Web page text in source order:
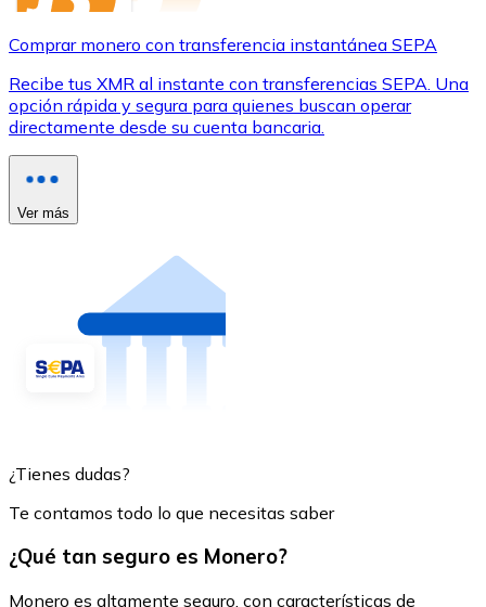
Comprar monero con transferencia instantánea SEPA
Recibe tus XMR al instante con transferencias SEPA. Una
opción rápida y segura para quienes buscan operar
directamente desde su cuenta bancaria.
Ver más
¿Tienes dudas?
Te contamos todo lo que necesitas saber
¿Qué tan seguro es Monero?
Monero es altamente seguro, con características de